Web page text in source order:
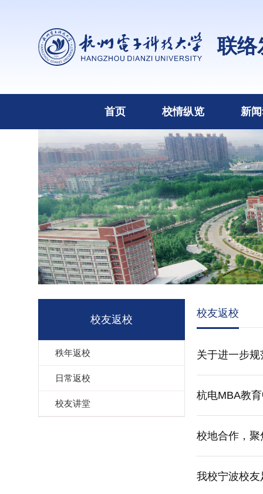
联络
首页 校情纵览 新
校友返校
秩年返校
日常返校
校友讲堂
校友返校
关于进一步
杭电MBA教
校地合作，
我校宁波校